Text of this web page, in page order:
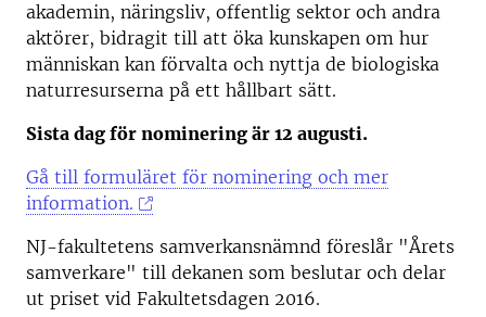
akademin, näringsliv, offentlig sektor och andra
aktörer, bidragit till att öka kunskapen om hur
människan kan förvalta och nyttja de biologiska
naturresurserna på ett hållbart sätt.
Sista dag för nominering är 12 augusti.
Gå till formuläret för nominering och mer
information.
NJ-fakultetens samverkansnämnd föreslår "Årets
samverkare" till dekanen som beslutar och delar
ut priset vid Fakultetsdagen 2016.